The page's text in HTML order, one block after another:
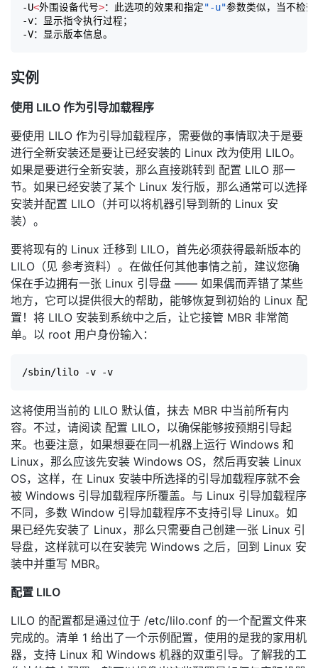
-U<外围设备代号>：此选项的效果和指定"-u"参数类似，当不检
-v：显示指令执行过程；
实例
使用 LILO 作为引导加载程序
要使用 LILO 作为引导加载程序，需要做的事情取决于是要
进行全新安装还是要让已经安装的 Linux 改为使用 LILO。
如果是要进行全新安装，那么直接跳转到 配置 LILO 那一
节。如果已经安装了某个 Linux 发行版，那么通常可以选择
安装并配置 LILO（并可以将机器引导到新的 Linux 安
装）。
要将现有的 Linux 迁移到 LILO，首先必须获得最新版本的
LILO（见 参考资料）。在做任何其他事情之前，建议您确
保在手边拥有一张 Linux 引导盘 —— 如果偶而弄错了某些
地方，它可以提供很大的帮助，能够恢复到初始的 Linux 配
置！将 LILO 安装到系统中之后，让它接管 MBR 非常简
单。以 root 用户身份输入：
这将使用当前的 LILO 默认值，抹去 MBR 中当前所有内
容。不过，请阅读 配置 LILO，以确保能够按预期引导起
来。也要注意，如果想要在同一机器上运行 Windows 和
Linux，那么应该先安装 Windows OS，然后再安装 Linux
OS，这样，在 Linux 安装中所选择的引导加载程序就不会
被 Windows 引导加载程序所覆盖。与 Linux 引导加载程序
不同，多数 Window 引导加载程序不支持引导 Linux。如
果已经先安装了 Linux，那么只需要自己创建一张 Linux 引
导盘，这样就可以在安装完 Windows 之后，回到 Linux 安
装中并重写 MBR。
配置 LILO
LILO 的配置都是通过位于 /etc/lilo.conf 的一个配置文件来
完成的。清单 1 给出了一个示例配置，使用的是我的家用机
器，支持 Linux 和 Windows 机器的双重引导。了解我的工